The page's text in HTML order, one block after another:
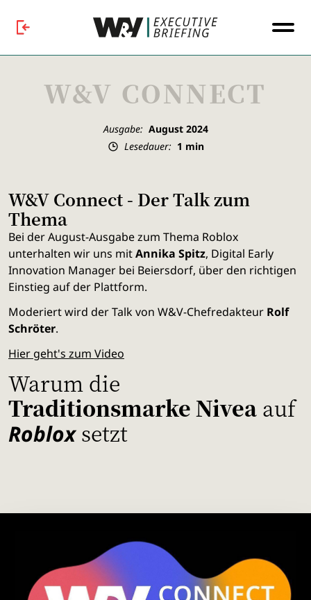
W&V CONNECT
Ausgabe: August 2024
Lesedauer: 1 min
W&V Connect - Der Talk zum
Thema
Bei der August-Ausgabe zum Thema Roblox
unterhalten wir uns mitAnnika Spitz, Digital Early
Innovation Manager bei Beiersdorf, über den richtigen
Einstieg auf der Plattform.
Moderiert wird der Talk von W&V-Chefredakteur Rolf
Schröter.
Hier geht's zum Video
Warum die
Traditionsmarke Nivea auf
Robloxsetzt